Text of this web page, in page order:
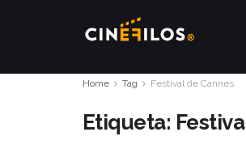
Home Tag Festival de Cannes
Etiqueta: